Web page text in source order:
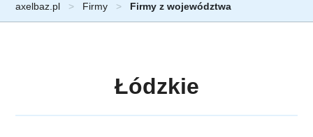
axelbaz.pl Firmy Firmy z województwa
Łódzkie